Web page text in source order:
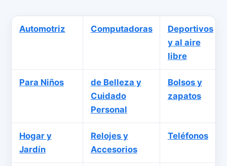
Automotriz Computadoras
Deportivos
y al aire
libre
Para Niños
de Belleza y
Cuidado
Personal
Bolsos y
zapatos
Hogar y
Jardín
Relojes y
Accesorios
Teléfonos